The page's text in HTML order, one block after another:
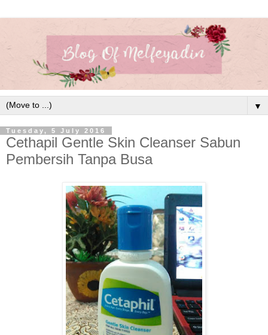
▼
Tuesday, 5 July 2016
Cethapil Gentle Skin Cleanser Sabun
Pembersih Tanpa Busa